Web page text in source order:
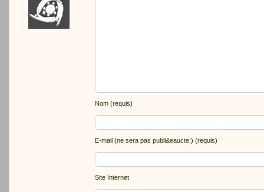
Nom (requis)
E-mail (ne sera pas publi&eaucte;) (requis)
Site Internet